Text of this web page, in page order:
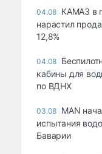
04.08 КАМАЗ в
нарастил
12,8%
04.08
кабины для
по ВДНХ
03.08 MAN
испытания
Баварии